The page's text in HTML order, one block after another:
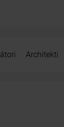
Architekti